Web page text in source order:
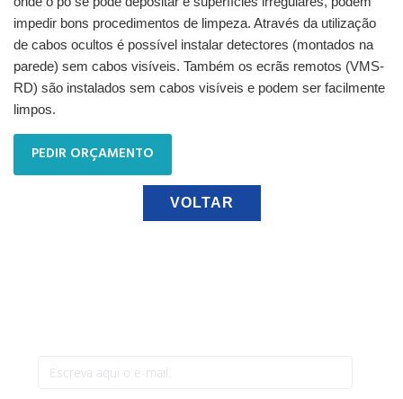
impedir bons procedimentos de limpeza. Através da utilização
de cabos ocultos é possível instalar detectores (montados na
parede) sem cabos visíveis. Também os ecrãs remotos (VMS-
RD) são instalados sem cabos visíveis e podem ser facilmente
limpos.
PEDIR ORÇAMENTO
VOLTAR